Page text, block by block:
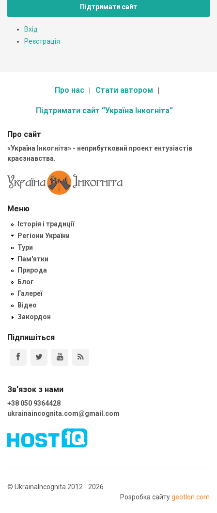
Підтримати сайт
Вхід
Реєстрація
Про нас Стати автором
Підтримати сайт “Україна Інкогніта”
Про сайт
«Україна Інкогніта» - неприбутковий проект ентузіастів
краєзнавства.
Меню
Історія і традиції
Регіони України
Тури
Пам'ятки
Природа
Блог
Галереї
Відео
Закордон
Підпишіться
Зв'язок з нами
+38 050 9364428
ukrainaincognita.com@gmail.com
© UkrainaIncognita 2012 - 2026
Розробка сайтуgeotlon.com